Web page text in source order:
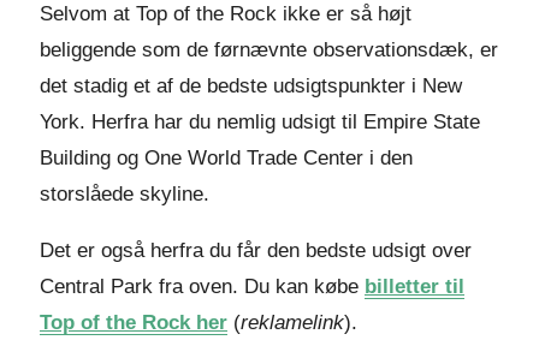
Selvom at Top of the Rock ikke er så højt
beliggende som de førnævnte observationsdæk, er
det stadig et af de bedste udsigtspunkter i New
York. Herfra har du nemlig udsigt til Empire State
Building og One World Trade Center i den
storslåede skyline.
Det er også herfra du får den bedste udsigt over
Central Park fra oven. Du kan købe billetter til
Top of the Rock her (reklamelink).